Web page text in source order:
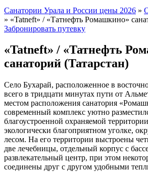
Санатории Урала и России цены 2026 »
» «Tatneft» / «Татнефть Ромашкино»
Забронировать путевку
«Tatneft» / «Татнефть
санаторий (Татарстан)
Село Бухарай, расположенное в
всего в тридцати минутах пути от
местом расположения санатория
современный комплекс уютно
благоустроенной охраняемой
экологически благоприятном уголке,
лесом. На его территории выстроены
две лечебницы, отдельный корпус с
развлекательный центр, при этом
соединены друг с другом удобными